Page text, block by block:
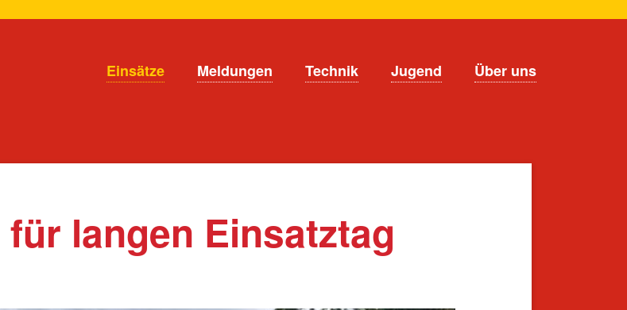
Navigation
überspringen
Einsätze Meldungen Technik Jugend Über uns
langen Einsatztag